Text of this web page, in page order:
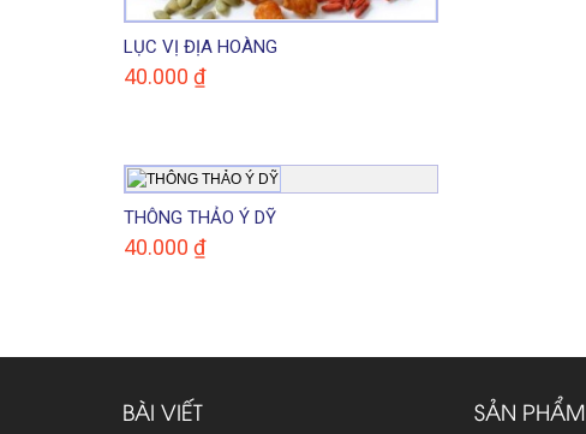
LỤC VỊ ĐỊA HOÀNG
40.000 ₫
THÔNG THẢO Ý DỸ
40.000 ₫
BÀI VIẾT SẢN PHẨM